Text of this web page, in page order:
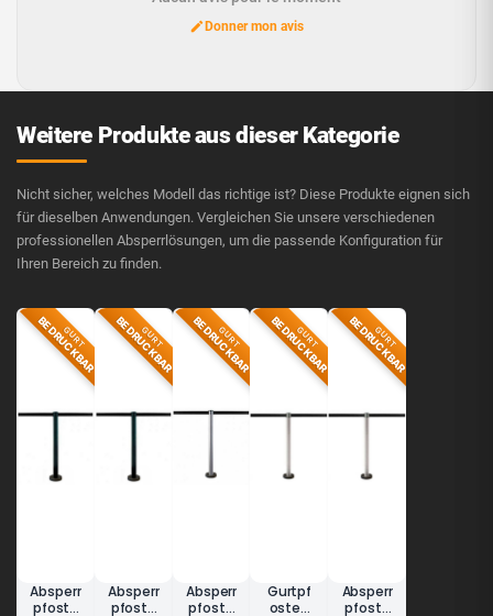
Donner mon avis
Weitere Produkte aus dieser Kategorie
Nicht sicher, welches Modell das richtige ist? Diese Produkte eignen sich
für dieselben Anwendungen. Vergleichen Sie unsere verschiedenen
professionellen Absperrlösungen, um die passende Konfiguration für
Ihren Bereich zu finden.
GURT
BEDRUCKBAR
Absperr
pfoste
GURT
BEDRUCKBAR
Absperr
pfoste
GURT
BEDRUCKBAR
Absperr
pfoste
GURT
BEDRUCKBAR
Gurtpf
osten
GURT
BEDRUCKBAR
Absperr
pfoste